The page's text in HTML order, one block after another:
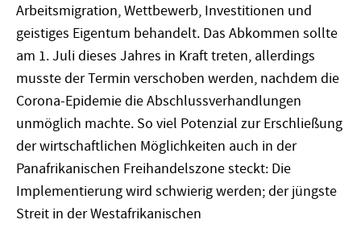
Arbeitsmigration, Wettbewerb, Investitionen und
geistiges Eigentum behandelt. Das Abkommen sollte
am 1. Juli dieses Jahres in Kraft treten, allerdings
musste der Termin verschoben werden, nachdem die
Corona-Epidemie die Abschlussverhandlungen
unmöglich machte. So viel Potenzial zur Erschließung
der wirtschaftlichen Möglichkeiten auch in der
Panafrikanischen Freihandelszone steckt: Die
Implementierung wird schwierig werden; der jüngste
Streit in der Westafrikanischen